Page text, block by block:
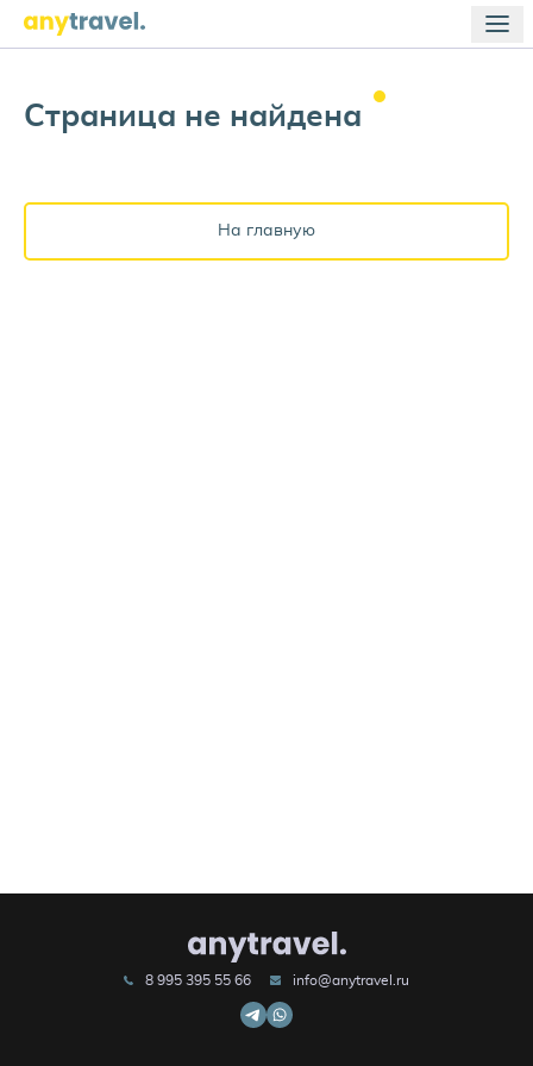
Страница не найдена
На главную
8 995 395 55 66 info@anytravel.ru